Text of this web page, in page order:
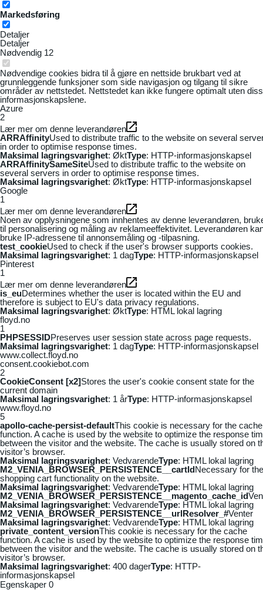
Markedsføring
Detaljer
Detaljer
Nødvendig 12
Nødvendige cookies bidra til å gjøre en nettside brukbart ved at
grunnleggende funksjoner som side navigasjon og tilgang til sikre
områder av nettstedet. Nettstedet kan ikke fungere optimalt uten
informasjonskapslene.
Azure
2
Lær mer om denne leverandøren
ARRAffinityUsed to distribute traffic to the website on several
in order to optimise response times.
Maksimal lagringsvarighet: ØktType: HTTP-informasjonskapsel
ARRAffinitySameSiteUsed to distribute traffic to the website on
several servers in order to optimise response times.
Maksimal lagringsvarighet: ØktType: HTTP-informasjonskapsel
Google
1
Lær mer om denne leverandøren
Noen av opplysningene som innhentes av denne leverandøren,
til personalisering og måling av reklameeffektivitet. Leverandøren
bruke IP-adressene til annonsemåling og -tilpasning.
test_cookieUsed to check if the user's browser supports cookies.
Maksimal lagringsvarighet: 1 dagType: HTTP-informasjonskapsel
Pinterest
1
Lær mer om denne leverandøren
is_euDetermines whether the user is located within the EU and
therefore is subject to EU's data privacy regulations.
Maksimal lagringsvarighet: ØktType: HTML lokal lagring
floyd.no
1
PHPSESSIDPreserves user session state across page requests.
Maksimal lagringsvarighet: 1 dagType: HTTP-informasjonskapsel
www.collect.floyd.no
consent.cookiebot.com
2
CookieConsent [x2]Stores the user's cookie consent state for the
current domain
Maksimal lagringsvarighet: 1 årType: HTTP-informasjonskapsel
www.floyd.no
5
apollo-cache-persist-defaultThis cookie is necessary for the cache
function. A cache is used by the website to optimize the response
between the visitor and the website. The cache is usually stored on
visitor’s browser.
Maksimal lagringsvarighet: VedvarendeType: HTML lokal lagring
M2_VENIA_BROWSER_PERSISTENCE__cartIdNecessary for the
shopping cart functionality on the website.
Maksimal lagringsvarighet: VedvarendeType: HTML lokal lagring
M2_VENIA_BROWSER_PERSISTENCE__magento_cache_id
Maksimal lagringsvarighet: VedvarendeType: HTML lokal lagring
M2_VENIA_BROWSER_PERSISTENCE__urlResolver_#Venter
Maksimal lagringsvarighet: VedvarendeType: HTML lokal lagring
private_content_versionThis cookie is necessary for the cache
function. A cache is used by the website to optimize the response
between the visitor and the website. The cache is usually stored on
visitor’s browser.
Maksimal lagringsvarighet: 400 dagerType: HTTP-
informasjonskapsel
Egenskaper 0